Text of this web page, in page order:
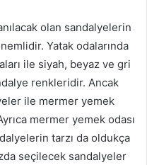
olan sandalyelerin
Yatak odalarında
ile siyah, beyaz ve gri
renkleridir. Ancak
ile mermer yemek
mermer yemek odası
tarzı da oldukça
seçilecek sandalyeler